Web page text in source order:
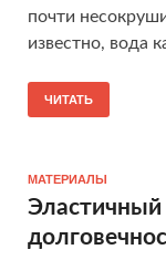
почти
известно, вода
ЧИТАТЬ
МАТЕРИАЛЫ
Эластичный